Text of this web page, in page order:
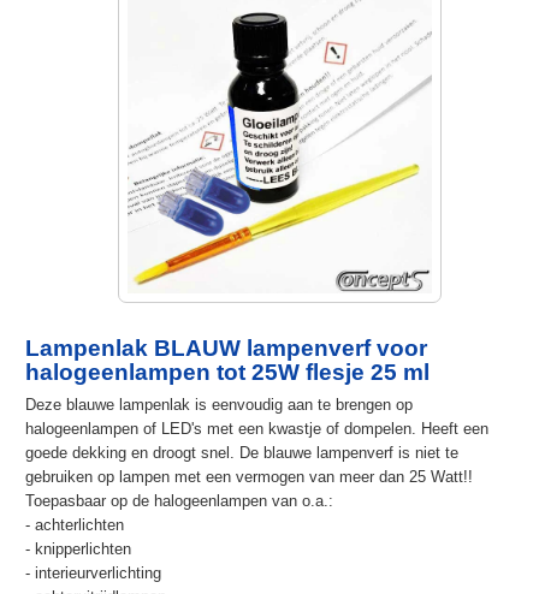
Lampenlak BLAUW lampenverf voor
halogeenlampen tot 25W flesje 25 ml
Deze blauwe lampenlak is eenvoudig aan te brengen op
halogeenlampen of LED's met een kwastje of dompelen. Heeft een
goede dekking en droogt snel. De blauwe lampenverf is niet te
gebruiken op lampen met een vermogen van meer dan 25 Watt!!
Toepasbaar op de halogeenlampen van o.a.:
- achterlichten
- knipperlichten
- interieurverlichting